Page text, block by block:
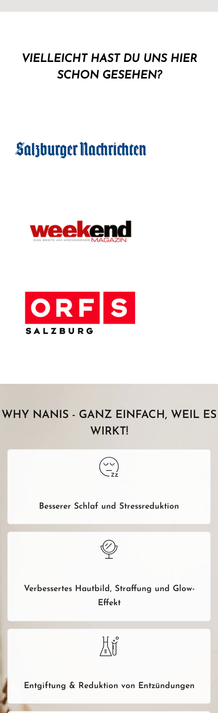
VIELLEICHT HAST DU UNS HIER
SCHON GESEHEN?
WHY NANIS - GANZ EINFACH, WEIL ES
WIRKT!
Besserer Schlaf und Stressreduktion
Verbessertes Hautbild, Straffung und Glow-
Effekt
Entgiftung & Reduktion von Entzündungen